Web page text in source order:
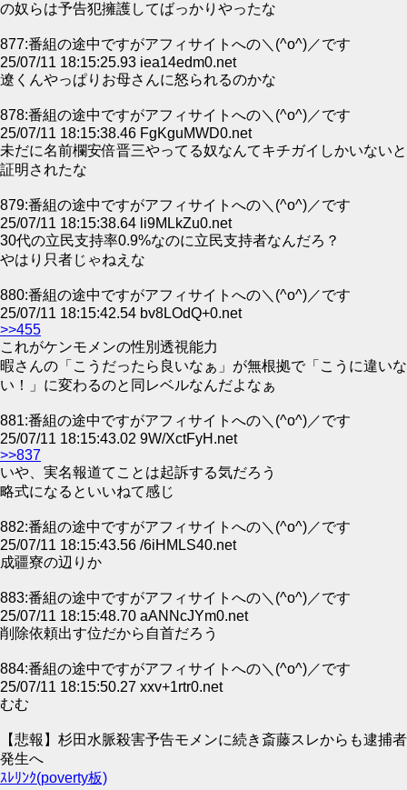
の奴らは予告犯擁護してばっかりやったな
877:番組の途中ですがアフィサイトへの＼(^o^)／です
25/07/11 18:15:25.93 iea14edm0.net
遼くんやっぱりお母さんに怒られるのかな
878:番組の途中ですがアフィサイトへの＼(^o^)／です
25/07/11 18:15:38.46 FgKguMWD0.net
未だに名前欄安倍晋三やってる奴なんてキチガイしかいないと
証明されたな
879:番組の途中ですがアフィサイトへの＼(^o^)／です
25/07/11 18:15:38.64 li9MLkZu0.net
30代の立民支持率0.9%なのに立民支持者なんだろ？
やはり只者じゃねえな
880:番組の途中ですがアフィサイトへの＼(^o^)／です
25/07/11 18:15:42.54 bv8LOdQ+0.net
>>455
これがケンモメンの性別透視能力
暇さんの「こうだったら良いなぁ」が無根拠で「こうに違いな
い！」に変わるのと同レベルなんだよなぁ
881:番組の途中ですがアフィサイトへの＼(^o^)／です
25/07/11 18:15:43.02 9W/XctFyH.net
>>837
いや、実名報道てことは起訴する気だろう
略式になるといいねて感じ
882:番組の途中ですがアフィサイトへの＼(^o^)／です
25/07/11 18:15:43.56 /6iHMLS40.net
成疆寮の辺りか
883:番組の途中ですがアフィサイトへの＼(^o^)／です
25/07/11 18:15:48.70 aANNcJYm0.net
削除依頼出す位だから自首だろう
884:番組の途中ですがアフィサイトへの＼(^o^)／です
25/07/11 18:15:50.27 xxv+1rtr0.net
むむ
【悲報】杉田水脈殺害予告モメンに続き斎藤スレからも逮捕者
発生へ
ｽﾚﾘﾝｸ(poverty板)